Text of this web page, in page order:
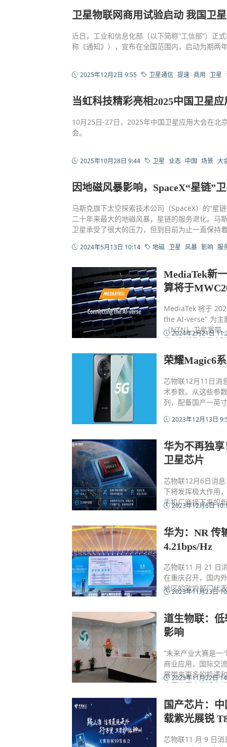
卫星物联网商用试验启动 我国卫
近日，工业和信息化部（以下简称“工信部”）正
称《通知》），宣布在全国范围内，启动为期两
2025年12月2日 9:55 卫星通信 提速 商用 卫星
当虹科技精彩亮相2025中国卫星
10月25日-27日，2025年中国卫星应用大会在北
会。
2025年10月28日 9:44 卫星 业态 中国 场景 大
因地磁风暴影响，SpaceX“星链”
马斯克旗下太空探索技术公司（SpaceX）的“星
二十年来最大的地磁风暴，星链的服务退化。
卫星承受了很大的压力，但到目前为止一直保持
2024年5月13日 10:14 地磁 卫星 风暴 影响 服
MediaTek新
算将于
MediaTek 将于
the AI-verse" 为主
（NTN）卫星宽带
能、创新的端侧实
2024年2月21日
荣耀Magic6
芯物联12月11日消
术参数。从这些参
列，配备国产一英
2023年12月13日
华为不再独
卫星芯片
芯物联12月6日消
下将发挥极大作用
手机厂商接下来的
功能。
2023年12月6日
华为：NR 传
4.21bps/Hz
芯物联11 月 21 日
在重庆召开，国内
地区的政府部门代
2023年11月23日
道生物联：
影响
“未来产业大赛是一
商业应用，国际交
展带来更多的机遇
大赛决赛上告诉中
2023年11月22日
国产芯片：
载紫光展锐
芯物联11 月 9 日